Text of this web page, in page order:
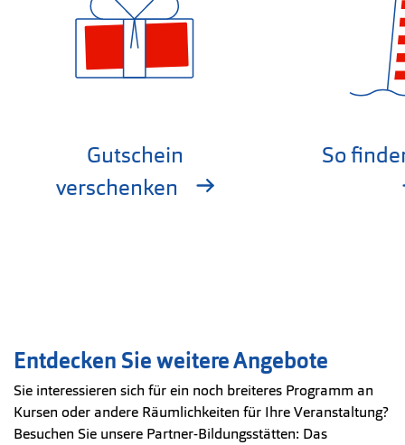
Gutschein
verschenken
So
Entdecken Sie weitere Angebote
Sie interessieren sich für ein noch breiteres Programm an
Kursen oder andere Räumlichkeiten für Ihre Veranstaltung?
Besuchen Sie unsere Partner-Bildungsstätten: Das